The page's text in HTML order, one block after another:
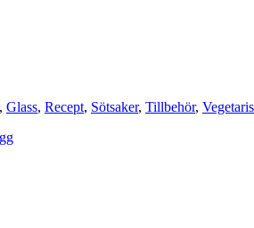
, Glass, Recept, Sötsaker, Tillbehör,